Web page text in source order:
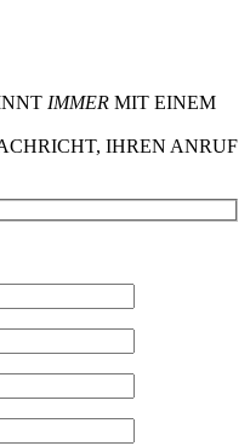
IMMER MIT EINEM
IHREN ANRUF